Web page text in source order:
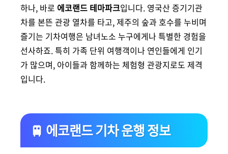
하나, 바로 에코랜드 테마파크입니다. 영국산 증기기관
차를 본뜬 관광 열차를 타고, 제주의 숲과 호수를 누비며
즐기는 기차여행은 남녀노소 누구에게나 특별한 경험을
선사하죠. 특히 가족 단위 여행객이나 연인들에게 인기
가 많으며, 아이들과 함께하는 체험형 관광지로도 제격
입니다.
🚆 에코랜드 기차 운행 정보